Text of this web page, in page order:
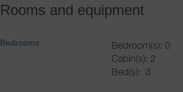
Rooms and equipment
Bedrooms
Bedroom(s): 0
Cabin(s): 2
Bed(s): 3